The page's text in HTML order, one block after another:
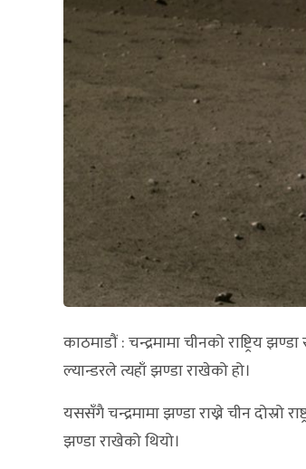
काठमाडौं : चन्द्रमामा चीनको राष्ट्रिय
ल्यान्डरले त्यहाँ झण्डा राखेको हो।
यससँगै चन्द्रमामा झण्डा राख्ने चीन दोस्रो
झण्डा राखेको थियो।